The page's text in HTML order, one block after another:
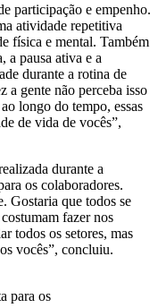
participação e empenho.
atividade repetitiva
física e mental. Também
a pausa ativa e a
durante a rotina de
a gente não perceba isso
longo do tempo, essas
de vida de vocês”,
durante a
os colaboradores.
Gostaria que todos se
fazer nos
todos os setores, mas
vocês”, concluiu.
para os